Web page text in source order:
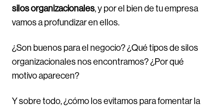
silos organizacionales, y por el bien de tu empresa
vamos a profundizar en ellos.
¿Son buenos para el negocio? ¿Qué tipos de silos
organizacionales nos encontramos? ¿Por qué
motivo aparecen?
Y sobre todo, ¿cómo los evitamos para fomentar la